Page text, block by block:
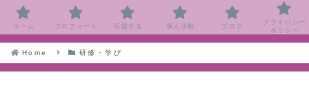
Home 研修・学び
ホーム プロフィール 応援する 個人活動 ブログ
プライバシー
ポリシー